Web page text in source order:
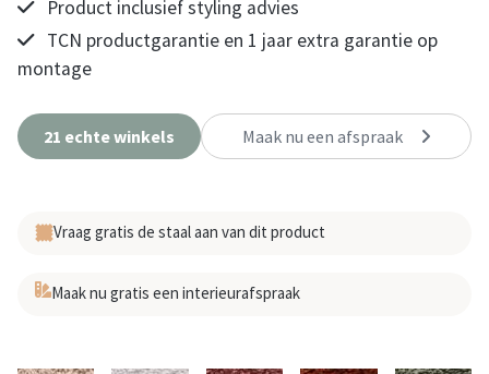
Product inclusief styling advies
TCN productgarantie en 1 jaar extra garantie op
montage
21 echte winkels Maak nu een afspraak
Vraag gratis de staal aan van dit product
Maak nu gratis een interieurafspraak